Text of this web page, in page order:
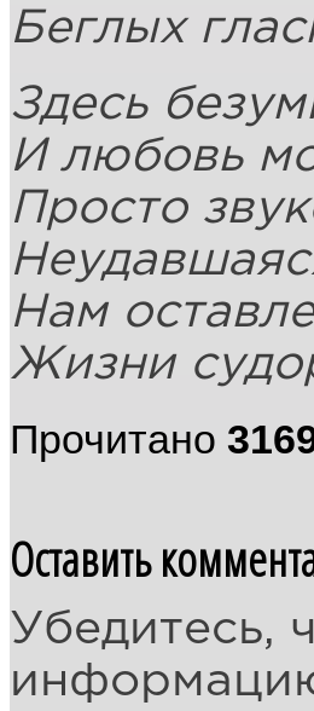
Беглых
Здесь
И любовь
Просто
Нам
Жизни
Прочитано
Оставить
Убедитесь,